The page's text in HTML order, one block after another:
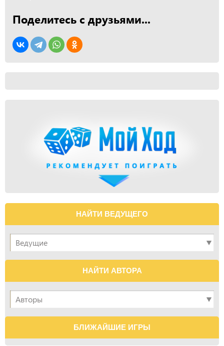
Поделитесь с друзьями...
НАЙТИ ВЕДУЩЕГО
НАЙТИ АВТОРА
БЛИЖАЙШИЕ ИГРЫ